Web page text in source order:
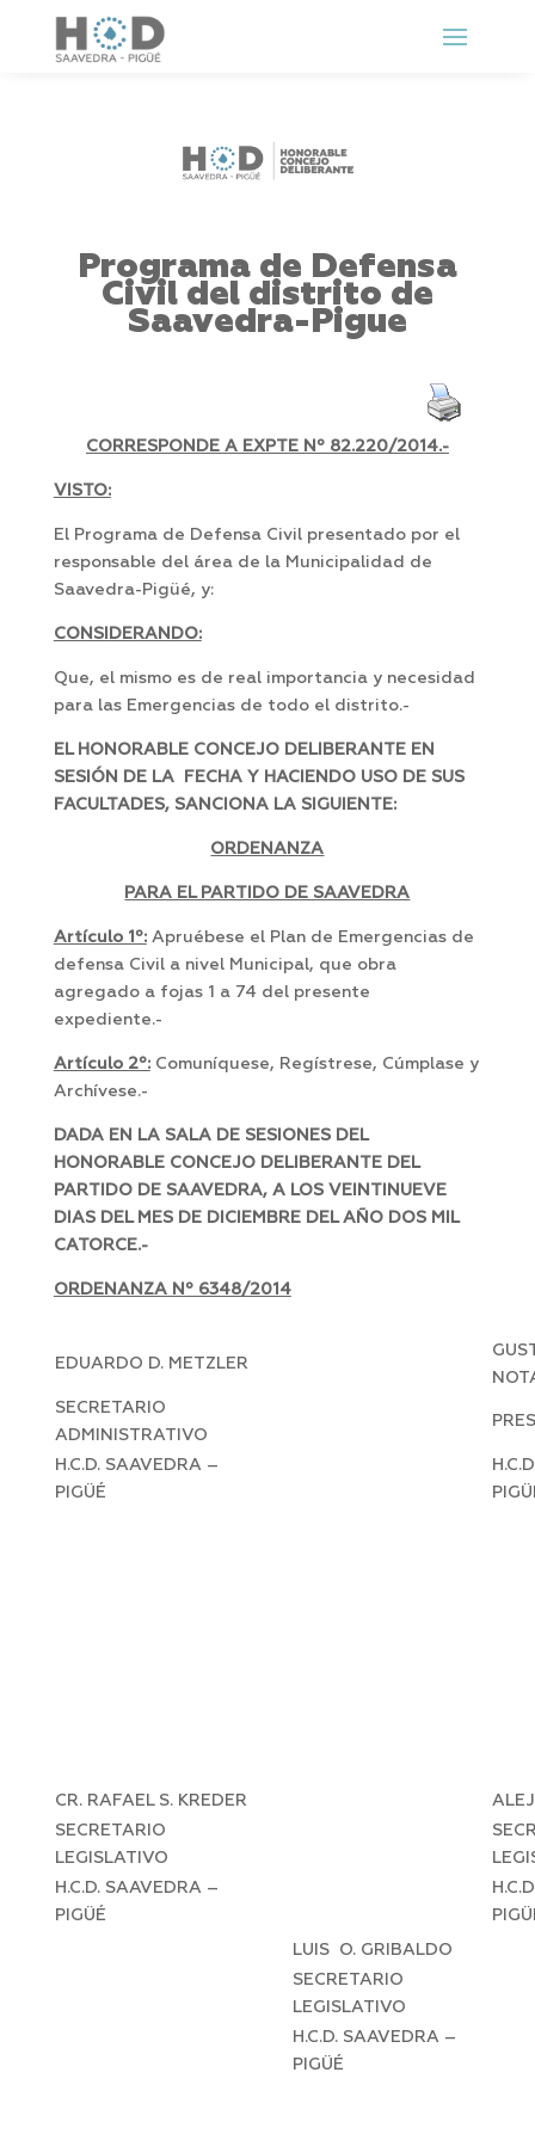
Programa de Defensa
Civil del distrito de
Saavedra-Pigue
CORRESPONDE A EXPTE Nº 82.220/2014.-
VISTO:
El Programa de Defensa Civil presentado por el
responsable del área de la Municipalidad de
Saavedra-Pigüé, y:
CONSIDERANDO:
Que, el mismo es de real importancia y necesidad
para las Emergencias de todo el distrito.-
EL HONORABLE CONCEJO DELIBERANTE EN
SESIÓN DE LA FECHA Y HACIENDO USO DE SUS
FACULTADES, SANCIONA LA SIGUIENTE:
ORDENANZA
PARA EL PARTIDO DE SAAVEDRA
Artículo 1º:Apruébese el Plan de Emergencias de
defensa Civil a nivel Municipal, que obra
agregado a fojas 1 a 74 del presente
expediente.-
Artículo 2º:Comuníquese, Regístrese, Cúmplase y
Archívese.-
DADA EN LA SALA DE SESIONES DEL
HONORABLE CONCEJO DELIBERANTE DEL
PARTIDO DE SAAVEDRA, A LOS VEINTINUEVE
DIAS DEL MES DE DICIEMBRE DEL AÑO DOS MIL
CATORCE.-
ORDENANZA Nº 6348/2014
EDUARDO D. METZLER
SECRETARIO
ADMINISTRATIVO
H.C.D. SAAVEDRA –
PIGÜÉ
CR. RAFAEL S. KREDER
SECRETARIO
LEGISLATIVO
H.C.D. SAAVEDRA –
PIGÜÉ
LUIS O. GRIBALDO
SECRETARIO
LEGISLATIVO
H.C.D. SAAVEDRA –
PIGÜÉ